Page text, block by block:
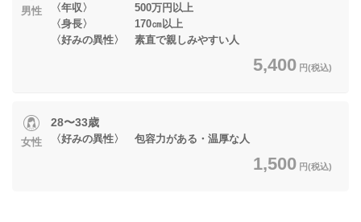
男性
〈年収〉 500万円以上
〈身長〉 170㎝以上
〈好みの異性〉 素直で親しみやすい人
5,400 円(税込)
女性
28〜33歳
〈好みの異性〉 包容力がある・温厚な人
1,500 円(税込)